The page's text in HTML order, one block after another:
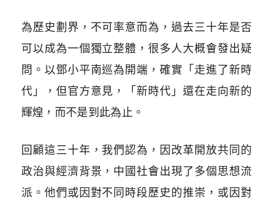
為歷史劃界，不可率意而為，過去三十年是否
可以成為一個獨立整體，很多人大概會發出疑
問。以鄧小平南巡為開端，確實「走進了新時
代」，但官方意見，「新時代」還在走向新的
輝煌，而不是到此為止。
回顧這三十年，我們認為，因改革開放共同的
政治與經濟背景，中國社會出現了多個思想流
派。他們或因對不同時段歷史的推崇，或因對